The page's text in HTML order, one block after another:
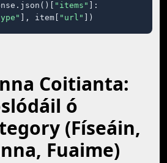
"items"
]:
], item[ "url" ])
Coitianta:
ó
(Físeáin,
Fuaime)